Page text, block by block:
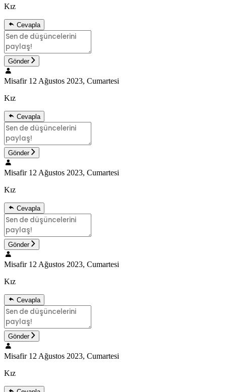
Kız
Cevapla
Gönder
Misafir 12 Ağustos 2023, Cumartesi
Kız
Cevapla
Gönder
Misafir 12 Ağustos 2023, Cumartesi
Kız
Cevapla
Gönder
Misafir 12 Ağustos 2023, Cumartesi
Kız
Cevapla
Gönder
Misafir 12 Ağustos 2023, Cumartesi
Kız